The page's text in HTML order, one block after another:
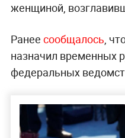
женщиной,
Ранее сообщалось,
назначил временных
федеральных